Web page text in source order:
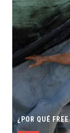
¿POR QUÉ